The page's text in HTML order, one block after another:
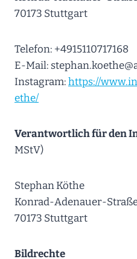
70173 Stuttgart
Telefon: +4915110717168
E-Mail:
Instagram:https://
ethe/
Verantwortlich für den
MStV)
Stephan Köthe
Konrad-Adenauer-
70173 Stuttgart
Bildrechte